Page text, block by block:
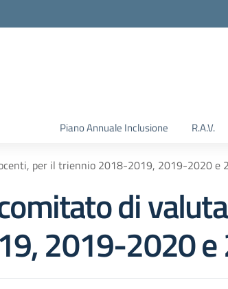
Piano Annuale Inclusione R.A.V.
per il triennio 2018-2019, 2019-2020 e
di
2019-2020